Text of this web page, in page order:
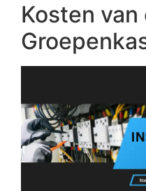
Kosten van